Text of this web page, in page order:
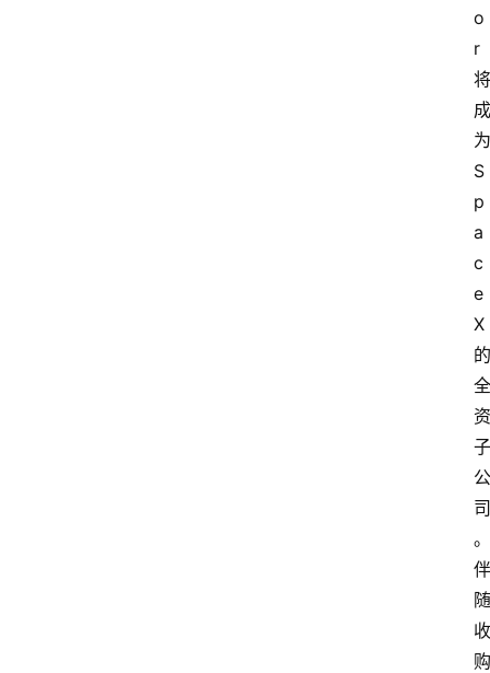
o
r
将
成
为
S
p
a
c
e
X
的
全
资
子
公
司
。
伴
随
收
购